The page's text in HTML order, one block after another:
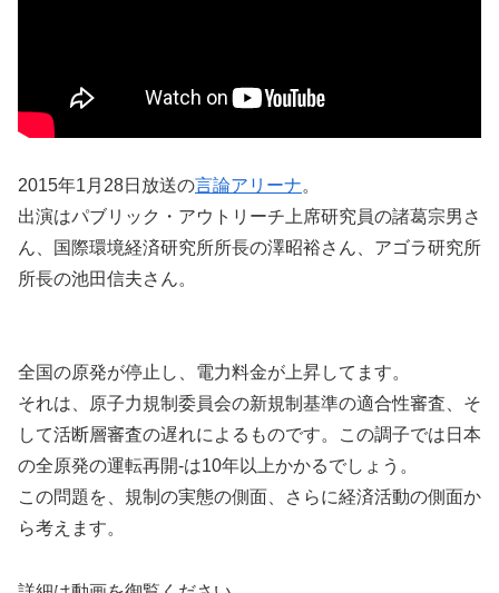
2015年1月28日放送の言論アリーナ。
出演はパブリック・アウトリーチ上席研究員の諸葛宗男さ
ん、国際環境経済研究所所長の澤昭裕さん、アゴラ研究所
所長の池田信夫さん。
全国の原発が停止し、電力料金が上昇してます。
それは、原子力規制委員会の新規制基準の適合性審査、そ
して活断層審査の遅れによるものです。この調子では日本
の全原発の運転再開-は10年以上かかるでしょう。
この問題を、規制の実態の側面、さらに経済活動の側面か
ら考えます。